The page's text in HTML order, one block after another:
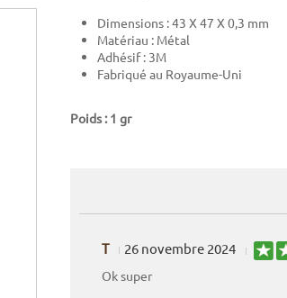
Dimensions : 43 X 47 X 0,3 mm
Matériau : Métal
Adhésif : 3M
Fabriqué au Royaume-Uni
Poids : 1 gr
T 26 novembre 2024
Ok super